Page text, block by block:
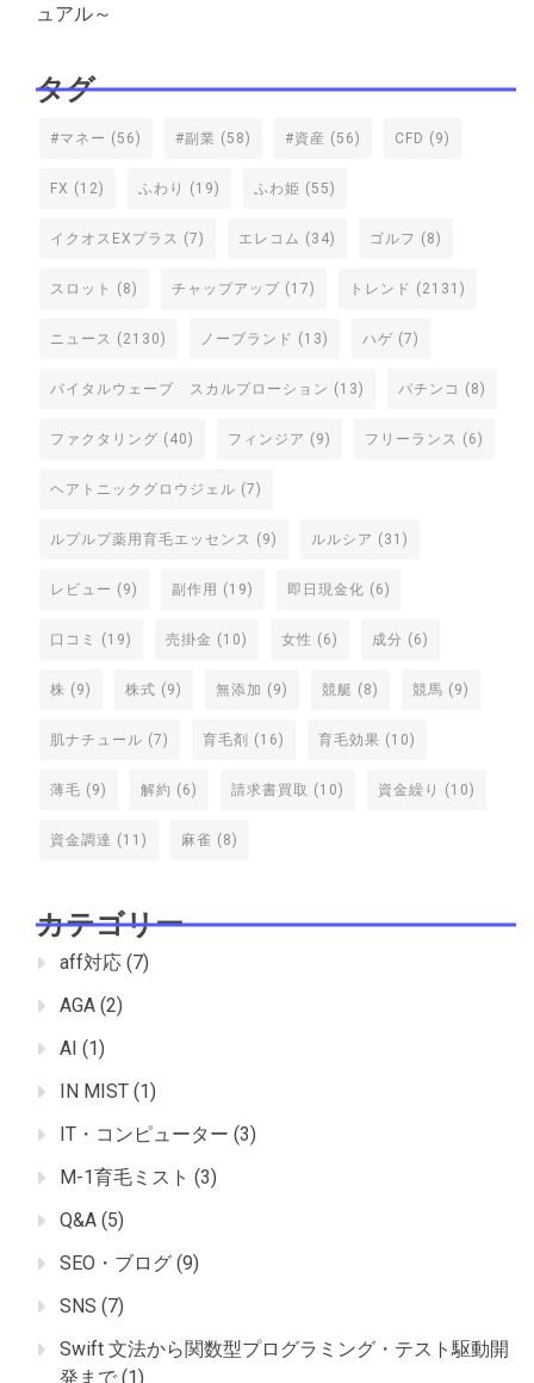
ュアル～
タグ
#マネー (56) #副業 (58) #資産 (56) CFD (9)
FX (12) ふわり (19) ふわ姫 (55)
イクオスEXプラス (7) エレコム (34) ゴルフ (8)
スロット (8) チャップアップ (17) トレンド (2131)
ニュース (2130) ノーブランド (13) ハゲ (7)
バイタルウェーブ スカルプローション (13) パチンコ (8)
ファクタリング (40) フィンジア (9) フリーランス (6)
ヘアトニックグロウジェル (7)
ルプルプ薬用育毛エッセンス (9) ルルシア (31)
レビュー (9) 副作用 (19) 即日現金化 (6)
口コミ (19) 売掛金 (10) 女性 (6) 成分 (6)
株 (9) 株式 (9) 無添加 (9) 競艇 (8) 競馬 (9)
肌ナチュール (7) 育毛剤 (16) 育毛効果 (10)
薄毛 (9) 解約 (6) 請求書買取 (10) 資金繰り (10)
資金調達 (11) 麻雀 (8)
カテゴリー
aff対応 (7)
AGA (2)
AI (1)
IN MIST (1)
IT・コンピューター (3)
M-1育毛ミスト (3)
Q&A (5)
SEO・ブログ (9)
SNS (7)
Swift 文法から関数型プログラミング・テスト駆動開
発まで (1)